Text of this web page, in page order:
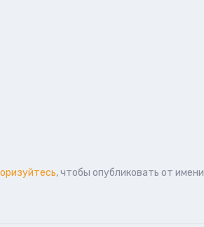
, чтобы опубликовать от имени